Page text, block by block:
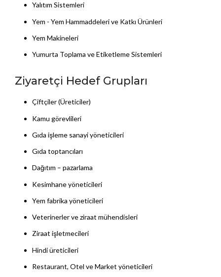
Yalıtım Sistemleri
Yem - Yem Hammaddeleri ve Katkı Ürünleri
Yem Makineleri
Yumurta Toplama ve Etiketleme Sistemleri
Ziyaretçi Hedef Grupları
Çiftçiler (Üreticiler)
Kamu görevlileri
Gıda işleme sanayi yöneticileri
Gıda toptancıları
Dağıtım – pazarlama
Kesimhane yöneticileri
Yem fabrika yöneticileri
Veterinerler ve ziraat mühendisleri
Ziraat işletmecileri
Hindi üreticileri
Restaurant, Otel ve Market yöneticileri